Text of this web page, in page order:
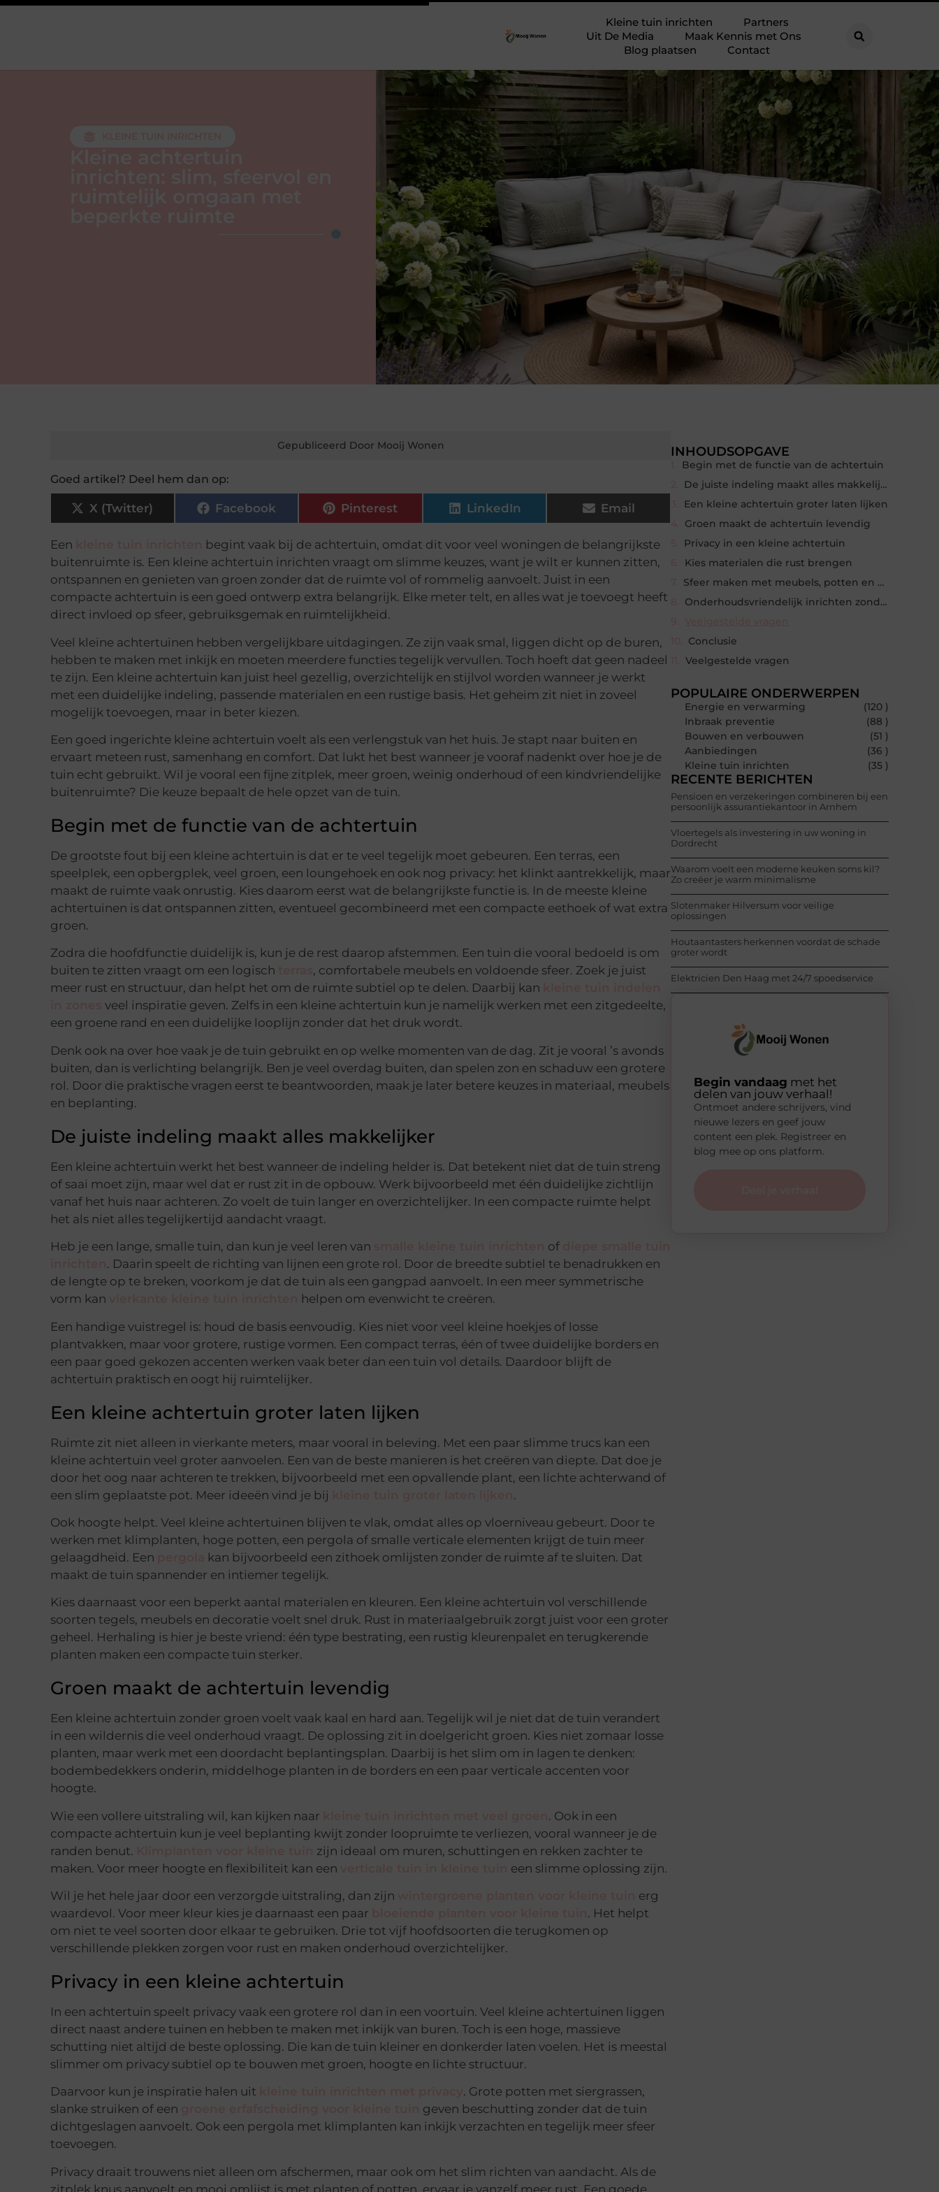
Kleine tuin inrichten
Partners
Uit De Media
Maak Kennis met Ons
Blog plaatsen
Contact
Gepubliceerd Door Mooij Wonen
Goed artikel? Deel hem dan op:
X (Twitter) Facebook Pinterest LinkedIn Email
Een
begint vaak bij de achtertuin, omdat dit voor veel woningen de belangrijkste
buitenruimte is. Een kleine achtertuin inrichten vraagt om slimme keuzes, want je wilt er kunnen zitten,
ontspannen en genieten van groen zonder dat de ruimte vol of rommelig aanvoelt. Juist in een
compacte achtertuin is een goed ontwerp extra belangrijk. Elke meter telt, en alles wat je toevoegt heeft
direct invloed op sfeer, gebruiksgemak en ruimtelijkheid.
Veel kleine achtertuinen hebben vergelijkbare uitdagingen. Ze zijn vaak smal, liggen dicht op de buren,
hebben te maken met inkijk en moeten meerdere functies tegelijk vervullen. Toch hoeft dat geen nadeel
te zijn. Een kleine achtertuin kan juist heel gezellig, overzichtelijk en stijlvol worden wanneer je werkt
met een duidelijke indeling, passende materialen en een rustige basis. Het geheim zit niet in zoveel
mogelijk toevoegen, maar in beter kiezen.
Een goed ingerichte kleine achtertuin voelt als een verlengstuk van het huis. Je stapt naar buiten en
ervaart meteen rust, samenhang en comfort. Dat lukt het best wanneer je vooraf nadenkt over hoe je de
tuin echt gebruikt. Wil je vooral een fijne zitplek, meer groen, weinig onderhoud of een kindvriendelijke
buitenruimte? Die keuze bepaalt de hele opzet van de tuin.
Begin met de functie van de achtertuin
De grootste fout bij een kleine achtertuin is dat er te veel tegelijk moet gebeuren. Een terras, een
speelplek, een opbergplek, veel groen, een loungehoek en ook nog privacy: het klinkt aantrekkelijk, maar
maakt de ruimte vaak onrustig. Kies daarom eerst wat de belangrijkste functie is. In de meeste kleine
achtertuinen is dat ontspannen zitten, eventueel gecombineerd met een compacte eethoek of wat extra
groen.
Zodra die hoofdfunctie duidelijk is, kun je de rest daarop afstemmen. Een tuin die vooral bedoeld is om
buiten te zitten vraagt om een logisch
, comfortabele meubels en voldoende sfeer. Zoek je juist
meer rust en structuur, dan helpt het om de ruimte subtiel op te delen. Daarbij kan
veel inspiratie geven. Zelfs in een kleine achtertuin kun je namelijk werken met een zitgedeelte,
een groene rand en een duidelijke looplijn zonder dat het druk wordt.
Denk ook na over hoe vaak je de tuin gebruikt en op welke momenten van de dag. Zit je vooral ’s avonds
buiten, dan is verlichting belangrijk. Ben je veel overdag buiten, dan spelen zon en schaduw een grotere
rol. Door die praktische vragen eerst te beantwoorden, maak je later betere keuzes in materiaal, meubels
en beplanting.
De juiste indeling maakt alles makkelijker
Een kleine achtertuin werkt het best wanneer de indeling helder is. Dat betekent niet dat de tuin streng
of saai moet zijn, maar wel dat er rust zit in de opbouw. Werk bijvoorbeeld met één duidelijke zichtlijn
vanaf het huis naar achteren. Zo voelt de tuin langer en overzichtelijker. In een compacte ruimte helpt
het als niet alles tegelijkertijd aandacht vraagt.
Heb je een lange, smalle tuin, dan kun je veel leren van
of
. Daarin speelt de richting van lijnen een grote rol. Door de breedte subtiel te benadrukken en
de lengte op te breken, voorkom je dat de tuin als een gangpad aanvoelt. In een meer symmetrische
vorm kan
helpen om evenwicht te creëren.
Een handige vuistregel is: houd de basis eenvoudig. Kies niet voor veel kleine hoekjes of losse
plantvakken, maar voor grotere, rustige vormen. Een compact terras, één of twee duidelijke borders en
een paar goed gekozen accenten werken vaak beter dan een tuin vol details. Daardoor blijft de
achtertuin praktisch en oogt hij ruimtelijker.
Een kleine achtertuin groter laten lijken
Ruimte zit niet alleen in vierkante meters, maar vooral in beleving. Met een paar slimme trucs kan een
kleine achtertuin veel groter aanvoelen. Een van de beste manieren is het creëren van diepte. Dat doe je
door het oog naar achteren te trekken, bijvoorbeeld met een opvallende plant, een lichte achterwand of
een slim geplaatste pot. Meer ideeën vind je bij
.
Ook hoogte helpt. Veel kleine achtertuinen blijven te vlak, omdat alles op vloerniveau gebeurt. Door te
werken met klimplanten, hoge potten, een pergola of smalle verticale elementen krijgt de tuin meer
gelaagdheid. Een
kan bijvoorbeeld een zithoek omlijsten zonder de ruimte af te sluiten. Dat
maakt de tuin spannender en intiemer tegelijk.
Kies daarnaast voor een beperkt aantal materialen en kleuren. Een kleine achtertuin vol verschillende
soorten tegels, meubels en decoratie voelt snel druk. Rust in materiaalgebruik zorgt juist voor een groter
geheel. Herhaling is hier je beste vriend: één type bestrating, een rustig kleurenpalet en terugkerende
planten maken een compacte tuin sterker.
Groen maakt de achtertuin levendig
Een kleine achtertuin zonder groen voelt vaak kaal en hard aan. Tegelijk wil je niet dat de tuin verandert
in een wildernis die veel onderhoud vraagt. De oplossing zit in doelgericht groen. Kies niet zomaar losse
planten, maar werk met een doordacht beplantingsplan. Daarbij is het slim om in lagen te denken:
bodembedekkers onderin, middelhoge planten in de borders en een paar verticale accenten voor
hoogte.
Wie een vollere uitstraling wil, kan kijken naar
. Ook in een
compacte achtertuin kun je veel beplanting kwijt zonder loopruimte te verliezen, vooral wanneer je de
randen benut.
zijn ideaal om muren, schuttingen en rekken zachter te
maken. Voor meer hoogte en flexibiliteit kan een
een slimme oplossing zijn.
Wil je het hele jaar door een verzorgde uitstraling, dan zijn
erg
waardevol. Voor meer kleur kies je daarnaast een paar
. Het helpt
om niet te veel soorten door elkaar te gebruiken. Drie tot vijf hoofdsoorten die terugkomen op
verschillende plekken zorgen voor rust en maken onderhoud overzichtelijker.
Privacy in een kleine achtertuin
In een achtertuin speelt privacy vaak een grotere rol dan in een voortuin. Veel kleine achtertuinen liggen
direct naast andere tuinen en hebben te maken met inkijk van buren. Toch is een hoge, massieve
schutting niet altijd de beste oplossing. Die kan de tuin kleiner en donkerder laten voelen. Het is meestal
slimmer om privacy subtiel op te bouwen met groen, hoogte en lichte structuur.
Daarvoor kun je inspiratie halen uit
. Grote potten met siergrassen,
slanke struiken of een
geven beschutting zonder dat de tuin
dichtgeslagen aanvoelt. Ook een pergola met klimplanten kan inkijk verzachten en tegelijk meer sfeer
toevoegen.
Privacy draait trouwens niet alleen om afschermen, maar ook om het slim richten van aandacht. Als de
zitplek knus aanvoelt en mooi omlijst is met planten of potten, ervaar je vanzelf meer rust. Een goede
INHOUDSOPGAVE
Begin met de functie van de achtertuin
De juiste indeling maakt alles makkelijker
Een kleine achtertuin groter laten lijken
Groen maakt de achtertuin levendig
Privacy in een kleine achtertuin
Kies materialen die rust brengen
Sfeer maken met meubels, potten en verlichting
Onderhoudsvriendelijk inrichten zonder sfeer te verliezen
Conclusie
Veelgestelde vragen
POPULAIRE ONDERWERPEN
Energie en verwarming
(120 )
Inbraak preventie
(88 )
Bouwen en verbouwen
(51 )
Aanbiedingen
(36 )
Kleine tuin inrichten
(35 )
RECENTE BERICHTEN
Pensioen en verzekeringen combineren bij een
persoonlijk assurantiekantoor in Arnhem
Vloertegels als investering in uw woning in
Dordrecht
Waarom voelt een moderne keuken soms kil?
Zo creëer je warm minimalisme
Slotenmaker Hilversum voor veilige
oplossingen
Houtaantasters herkennen voordat de schade
groter wordt
Elektricien Den Haag met 24/7 spoedservice
Begin vandaag met het
delen van jouw verhaal!
Ontmoet andere schrijvers, vind
nieuwe lezers en geef jouw
content een plek. Registreer en
blog mee op ons platform.